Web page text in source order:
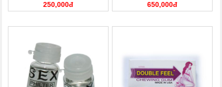
250,000đ 650,000đ